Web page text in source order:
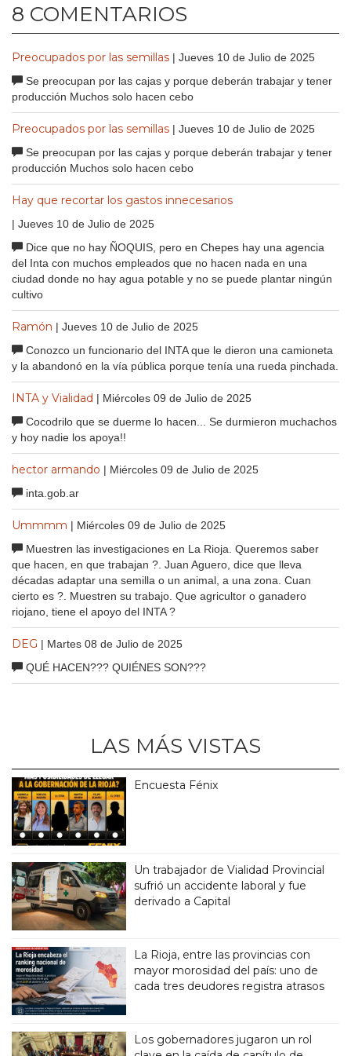
8 COMENTARIOS
Preocupados por las semillas | Jueves 10 de Julio de 2025
Se preocupan por las cajas y porque deberán trabajar y tener
producción Muchos solo hacen cebo
Preocupados por las semillas | Jueves 10 de Julio de 2025
Se preocupan por las cajas y porque deberán trabajar y tener
producción Muchos solo hacen cebo
Hay que recortar los gastos innecesarios
| Jueves 10 de Julio de 2025
Dice que no hay ÑOQUIS, pero en Chepes hay una agencia
del Inta con muchos empleados que no hacen nada en una
ciudad donde no hay agua potable y no se puede plantar ningún
cultivo
Ramón | Jueves 10 de Julio de 2025
Conozco un funcionario del INTA que le dieron una camioneta
y la abandonó en la vía pública porque tenía una rueda pinchada.
INTA y Vialidad | Miércoles 09 de Julio de 2025
Cocodrilo que se duerme lo hacen... Se durmieron muchachos
y hoy nadie los apoya!!
hector armando | Miércoles 09 de Julio de 2025
inta.gob.ar
Ummmm | Miércoles 09 de Julio de 2025
Muestren las investigaciones en La Rioja. Queremos saber
que hacen, en que trabajan ?. Juan Aguero, dice que lleva
décadas adaptar una semilla o un animal, a una zona. Cuan
cierto es ?. Muestren su trabajo. Que agricultor o ganadero
riojano, tiene el apoyo del INTA ?
DEG | Martes 08 de Julio de 2025
QUÉ HACEN??? QUIÉNES SON???
LAS MÁS VISTAS
Encuesta Fénix
Un trabajador de Vialidad Provincial
sufrió un accidente laboral y fue
derivado a Capital
La Rioja, entre las provincias con
mayor morosidad del país: uno de
cada tres deudores registra atrasos
Los gobernadores jugaron un rol